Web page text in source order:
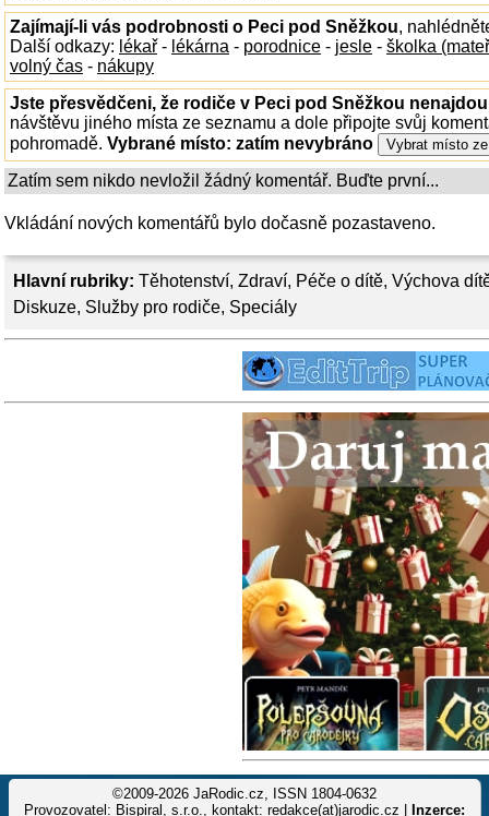
Hlavní rubriky: Těhotenství, Zdraví, Péče o dítě, Výchova
Diskuze, Služby pro rodiče, Speciály
Zajímají-li vás podrobnosti o Peci pod Sněžkou,
Další odkazy: lékař - lékárna - porodnice - jesle - školka
volný čas - nákupy
Jste přesvědčeni, že rodiče v Peci pod Sněžkou
návštěvu jiného místa ze seznamu a dole připojte svůj
pohromadě. Vybrané místo: zatím nevybráno
Zatím sem nikdo nevložil žádný komentář. Buďte první...
Vkládání nových komentářů bylo dočasně pozastaveno.
©2009-2026 JaRodic.cz, ISSN 1804-0632
Provozovatel: Bispiral, s.r.o., kontakt: redakce(at)jarodic.cz |
Inzerce: